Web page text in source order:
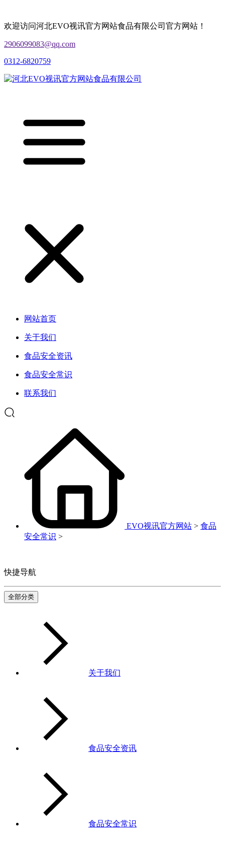
欢迎访问河北EVO视讯官方网站食品有限公司官方网站！
2906099083@qq.com
0312-6820759
网站首页
关于我们
食品安全资讯
食品安全常识
联系我们
EVO视讯官方网站 > 食品
安全常识 >
快捷导航
全部分类
关于我们
食品安全资讯
食品安全常识